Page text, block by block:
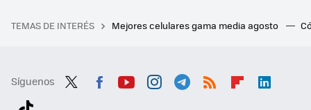
TEMAS DE INTERÉS Mejores celulares gama media agosto
Síguenos